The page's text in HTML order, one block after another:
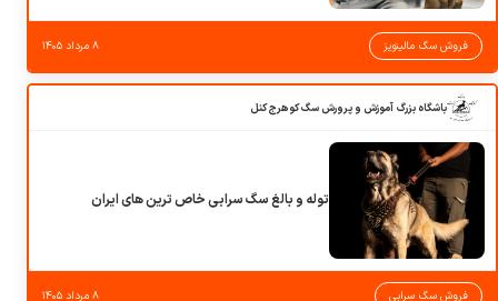
فروش سگ مالینویز ۸ مرداد ۱۴۰۵
باشگاه بزرگ آموزش و پرورش سگ کوهرج کنل
توله و بالغ سگ سرابی خاص ترین های ایران
فروش سگ سرابی ۸ مرداد ۱۴۰۵